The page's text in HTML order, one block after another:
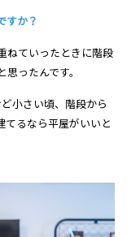
すか？
ねていったときに階段
ったんです。
小さい頃、階段から
てるなら平屋がいいと